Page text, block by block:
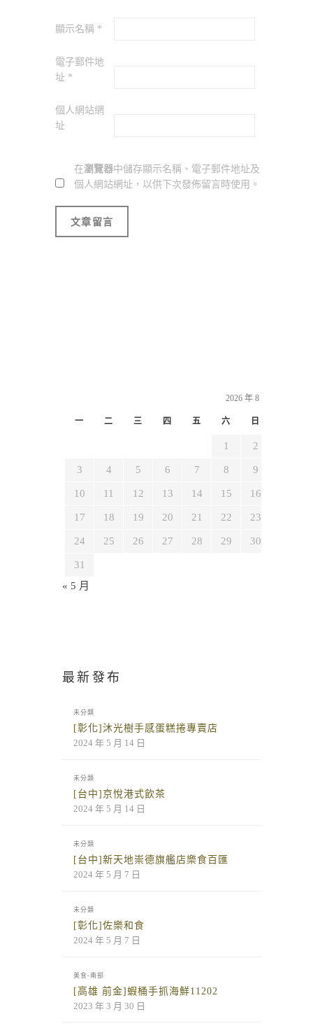
顯示名稱 *
電子郵件地
址 *
個人網站網
址
在瀏覽器中儲存顯示名稱、電子郵件地址及
個人網站網址，以供下次發佈留言時使用。
2026 年 8 月
一 二 三 四 五 六 日
1 2
3 4 5 6 7 8 9
10 11 12 13 14 15 16
17 18 19 20 21 22 23
24 25 26 27 28 29 30
31
« 5 月
最新發布
未分類
[彰化]沐光樹手感蛋糕捲專賣店
2024 年 5 月 14 日
未分類
[台中]京悅港式飲茶
2024 年 5 月 14 日
未分類
[台中]新天地崇德旗艦店樂食百匯
2024 年 5 月 7 日
未分類
[彰化]佐樂和食
2024 年 5 月 7 日
美食-南部
[高雄 前金]蝦桶手抓海鮮11202
2023 年 3 月 30 日